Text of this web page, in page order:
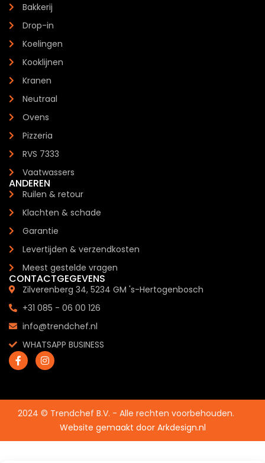
Bakkerij
Drop-in
Koelingen
Kooklijnen
Kranen
Neutraal
Ovens
Pizzeria
RVS 7333
Vaatwassers
ANDEREN
Ruilen & retour
Klachten & schade
Garantie
Levertijden & verzendkosten
Meest gestelde vragen
CONTACTGEGEVENS
Zilverenberg 34, 5234 GM 's-Hertogenbosch
+31 085 - 06 00 126
info@trendchef.nl
WHATSAPP BUSINESS
2024 © Trendchef B.V. - Alle rechten voorbehouden.
Website gemaakt door Arkdesign.nl